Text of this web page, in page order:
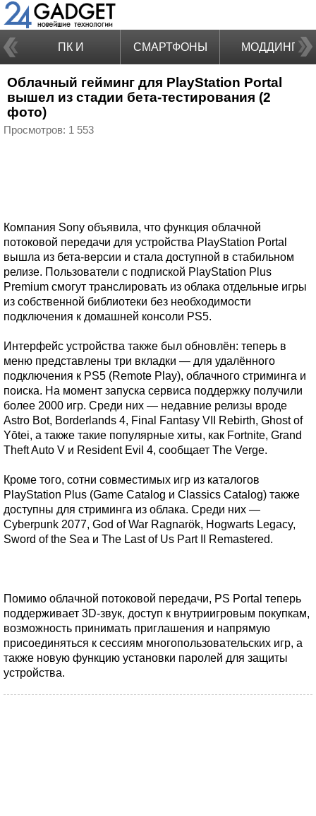
ПК И
НОУТБУКИ
СМАРТФОНЫ МОДДИНГ
Облачный гейминг для PlayStation Portal
вышел из стадии бета-тестирования (2
фото)
Просмотров: 1 553
Компания Sony объявила, что функция облачной
потоковой передачи для устройства PlayStation Portal
вышла из бета-версии и стала доступной в стабильном
релизе. Пользователи с подпиской PlayStation Plus
Premium смогут транслировать из облака отдельные игры
из собственной библиотеки без необходимости
подключения к домашней консоли PS5.
Интерфейс устройства также был обновлён: теперь в
меню представлены три вкладки — для удалённого
подключения к PS5 (Remote Play), облачного стриминга и
поиска. На момент запуска сервиса поддержку получили
более 2000 игр. Среди них — недавние релизы вроде
Astro Bot, Borderlands 4, Final Fantasy VII Rebirth, Ghost of
Yōtei, а также такие популярные хиты, как Fortnite, Grand
Theft Auto V и Resident Evil 4, сообщает The Verge.
Кроме того, сотни совместимых игр из каталогов
PlayStation Plus (Game Catalog и Classics Catalog) также
доступны для стриминга из облака. Среди них —
Cyberpunk 2077, God of War Ragnarök, Hogwarts Legacy,
Sword of the Sea и The Last of Us Part II Remastered.
Помимо облачной потоковой передачи, PS Portal теперь
поддерживает 3D-звук, доступ к внутриигровым покупкам,
возможность принимать приглашения и напрямую
присоединяться к сессиям многопользовательских игр, а
также новую функцию установки паролей для защиты
устройства.